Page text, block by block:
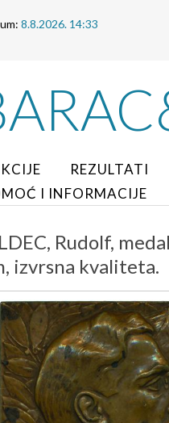
8.8.2026. 14:33
REZULTATI
I INFORMACIJE
Rudolf,
izvrsna kvaliteta.